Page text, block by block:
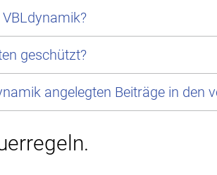
geschützt?
angelegten Beiträge in den